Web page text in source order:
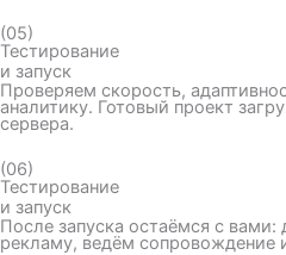
(05)
Тестирование
и запуск
Проверяем скорость,
аналитику. Готовый проект
сервера.
(06)
Тестирование
и запуск
После запуска остаёмся с
рекламу, ведём сопровождение